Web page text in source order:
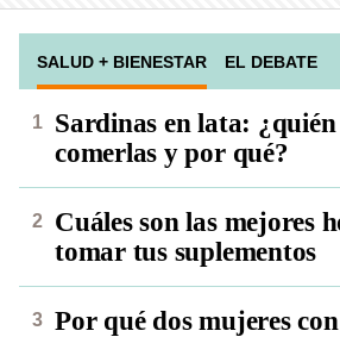
SALUD + BIENESTAR EL DEBATE
Sardinas en lata:
comerlas y por qué?
Cuáles son las mejores
tomar tus suplementos
Por qué dos mujeres